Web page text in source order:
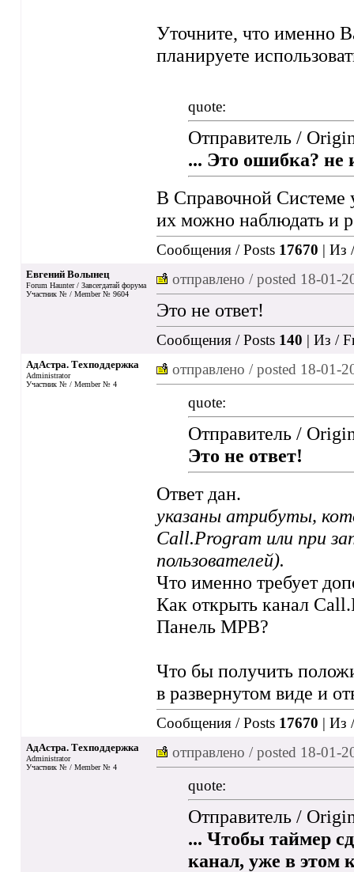
Уточните, что именно
планируете
quote:
Отправитель /
... Это ошибка? не
В Справочной Системе
их можно наблюдать и
Сообщения / Posts 17670 | Из
Евгений Волынец
Forum Haunter / Завсегдатай форума
Участник № / Member № 9604
отправлено / posted 18-01-
Это не ответ!
Сообщения / Posts 140 | Из /
АдАстра. Техподдержка
Administrator
Участник № / Member № 4
отправлено / posted 18-01-
quote:
Отправитель /
Это не ответ!
Ответ дан.
указаны атрибуты,
Call.Program или при
пользователей).
Что именно требует
Как открыть канал
Панель МРВ?
Что бы получить
в развернутом виде и
Сообщения / Posts 17670 | Из
АдАстра. Техподдержка
Administrator
Участник № / Member № 4
отправлено / posted 18-01-
quote:
Отправитель /
... Чтобы таймер
канал, уже в этом